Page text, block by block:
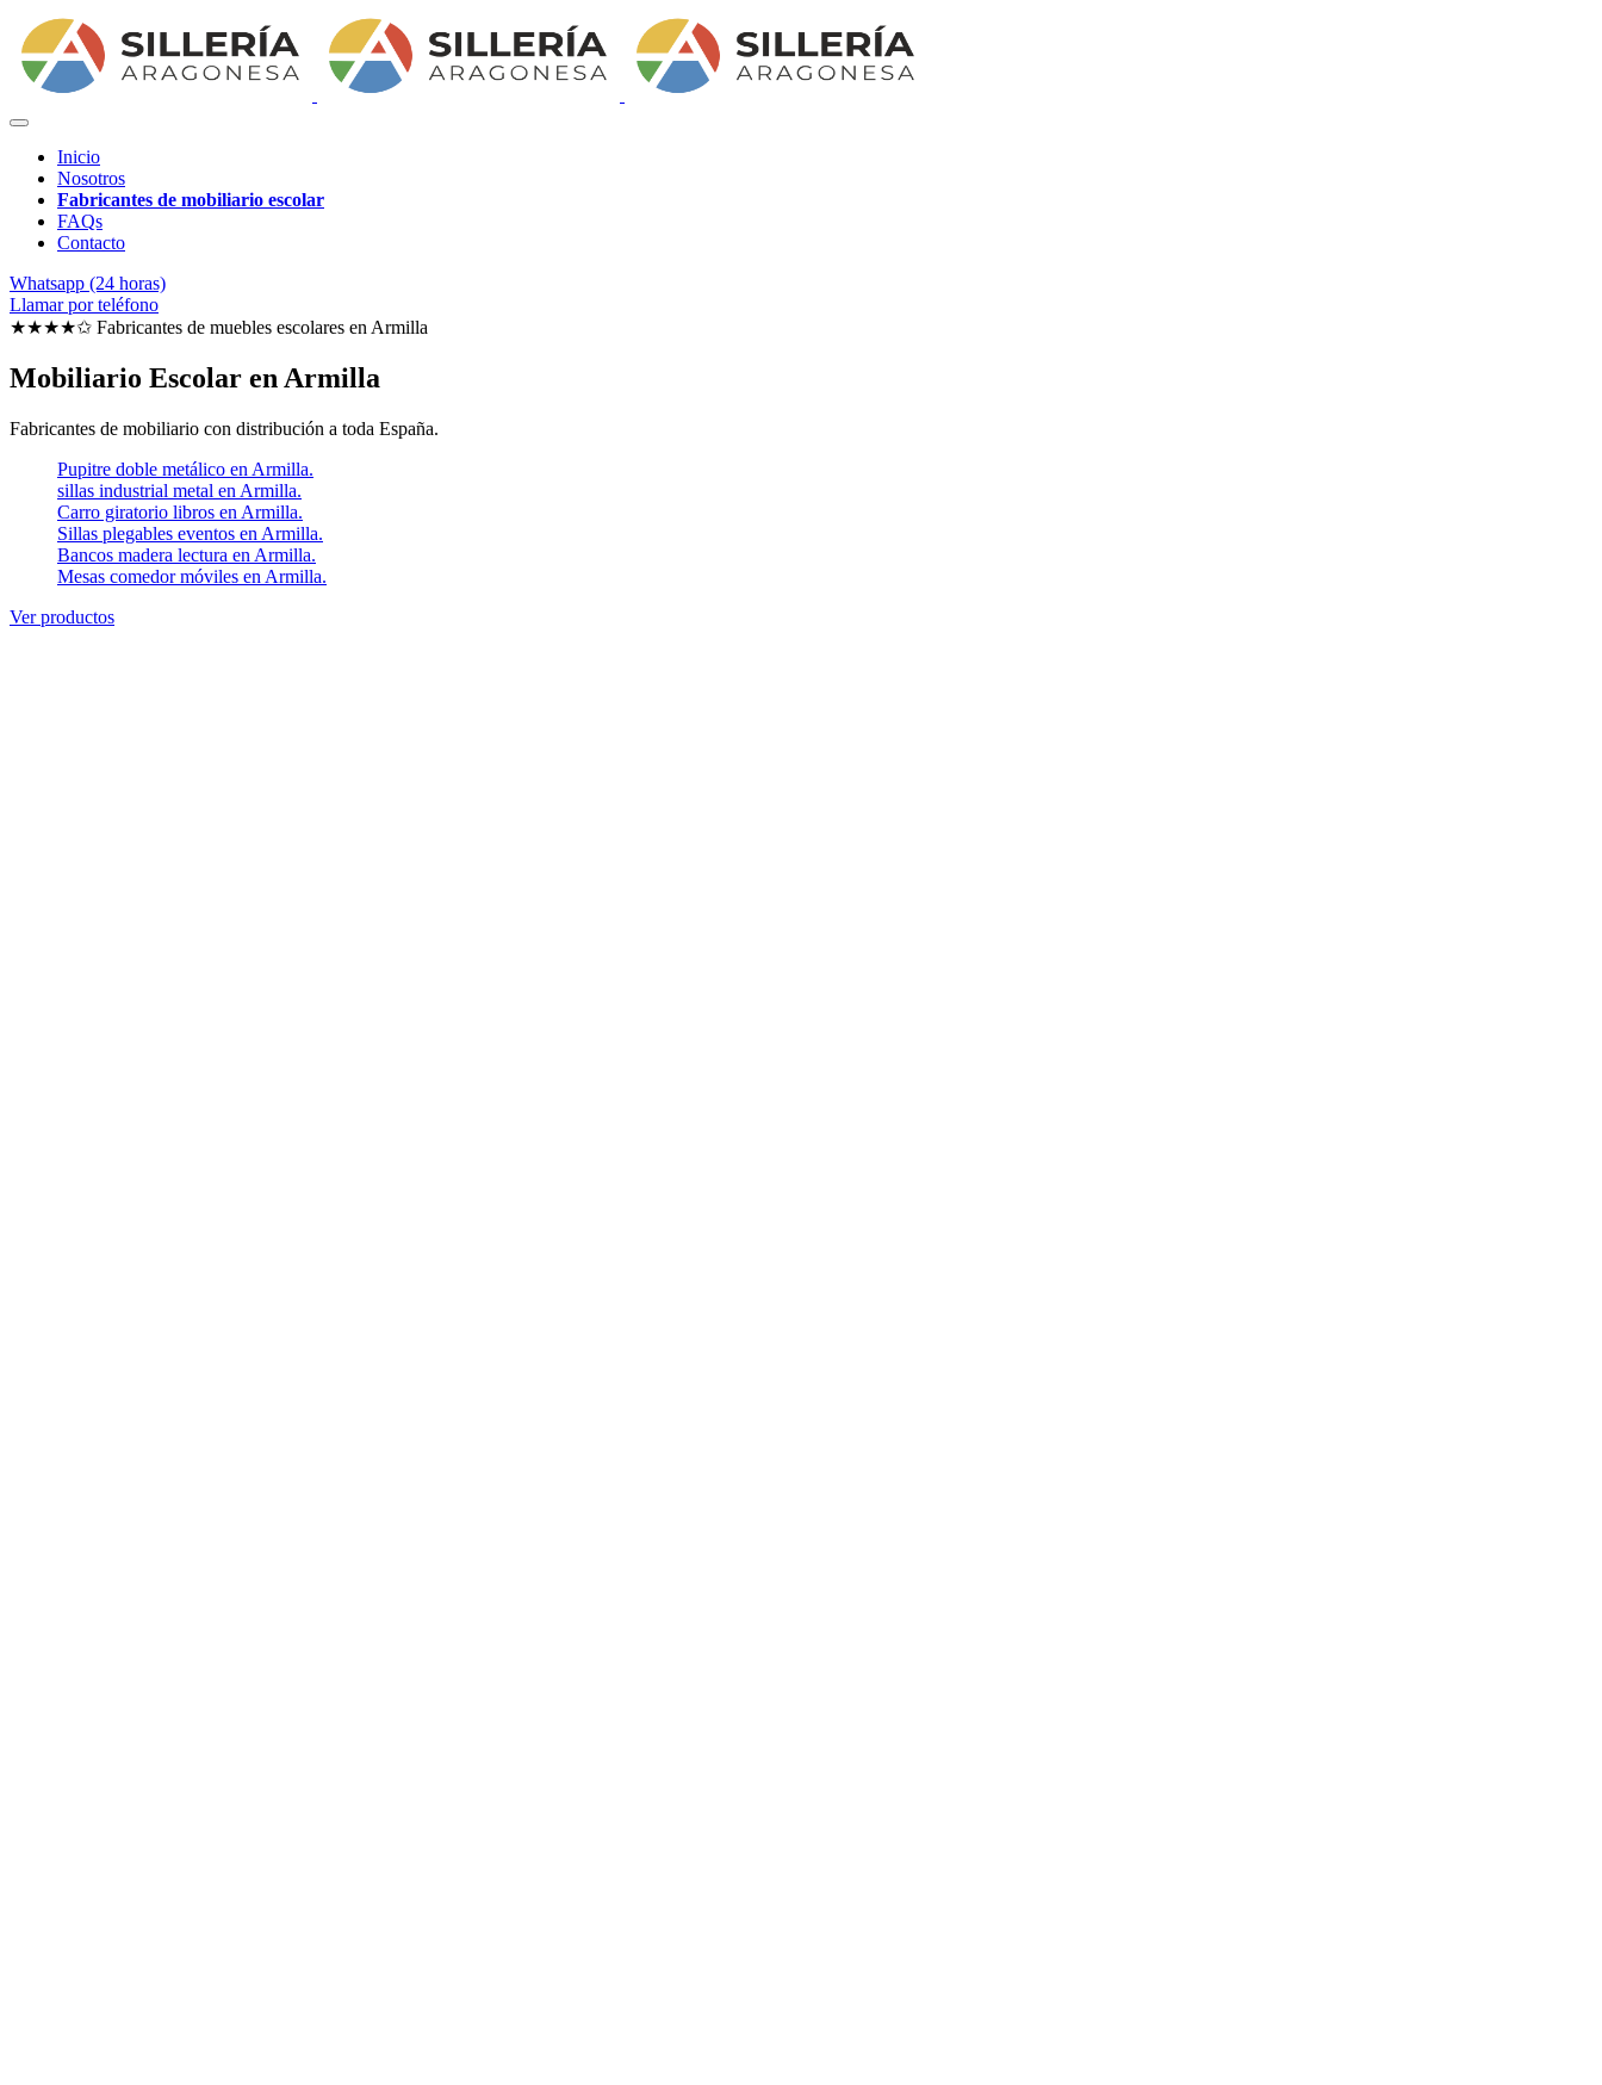
Inicio
Nosotros
Fabricantes de mobiliario escolar
FAQs
Contacto
Whatsapp (24 horas)
Llamar por teléfono
★★★★✩ Fabricantes de muebles escolares en Armilla
Mobiliario Escolar en Armilla
Fabricantes de mobiliario con distribución a toda España.
Pupitre doble metálico en Armilla.
sillas industrial metal en Armilla.
Carro giratorio libros en Armilla.
Sillas plegables eventos en Armilla.
Bancos madera lectura en Armilla.
Mesas comedor móviles en Armilla.
Ver productos